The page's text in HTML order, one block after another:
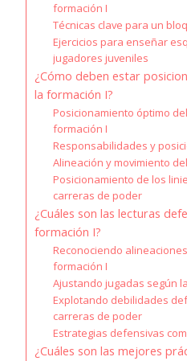
formación I
Técnicas clave para un
Ejercicios para enseñar
jugadores juveniles
¿Cómo deben estar
la formación I?
Posicionamiento óptimo
formación I
Responsabilidades y
Alineación y movimiento
Posicionamiento de los
carreras de poder
¿Cuáles son las lecturas
formación I?
Reconociendo
formación I
Ajustando jugadas según
Explotando debilidades
carreras de poder
Estrategias defensivas
¿Cuáles son las mejores